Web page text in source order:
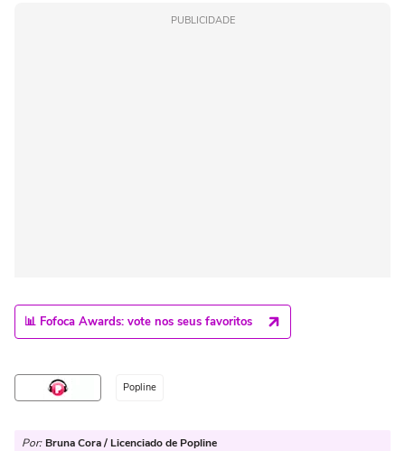
PUBLICIDADE
📊 Fofoca Awards: vote nos seus favoritos
Popline
Por: Bruna Cora / Licenciado de Popline